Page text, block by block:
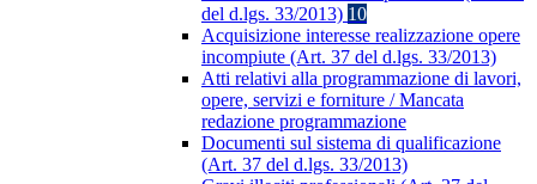
del d.lgs. 33/2013) 10
Acquisizione interesse realizzazione opere
incompiute (Art. 37 del d.lgs. 33/2013)
Atti relativi alla programmazione di lavori,
opere, servizi e forniture / Mancata
redazione programmazione
Documenti sul sistema di qualificazione
(Art. 37 del d.lgs. 33/2013)